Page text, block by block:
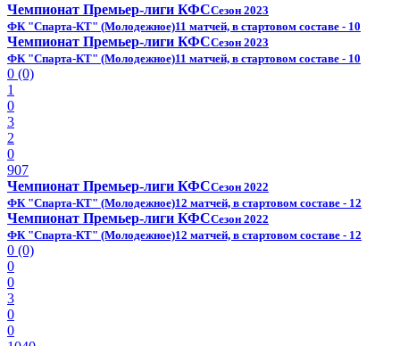
Чемпионат Премьер-лиги КФССезон 2023
ФК "Спарта-КТ" (Молодежное)11 матчей, в стартовом составе - 10
Чемпионат Премьер-лиги КФССезон 2023
ФК "Спарта-КТ" (Молодежное)11 матчей, в стартовом составе - 10
0 (0)
1
0
3
2
0
907
Чемпионат Премьер-лиги КФССезон 2022
ФК "Спарта-КТ" (Молодежное)12 матчей, в стартовом составе - 12
Чемпионат Премьер-лиги КФССезон 2022
ФК "Спарта-КТ" (Молодежное)12 матчей, в стартовом составе - 12
0 (0)
0
0
3
0
0